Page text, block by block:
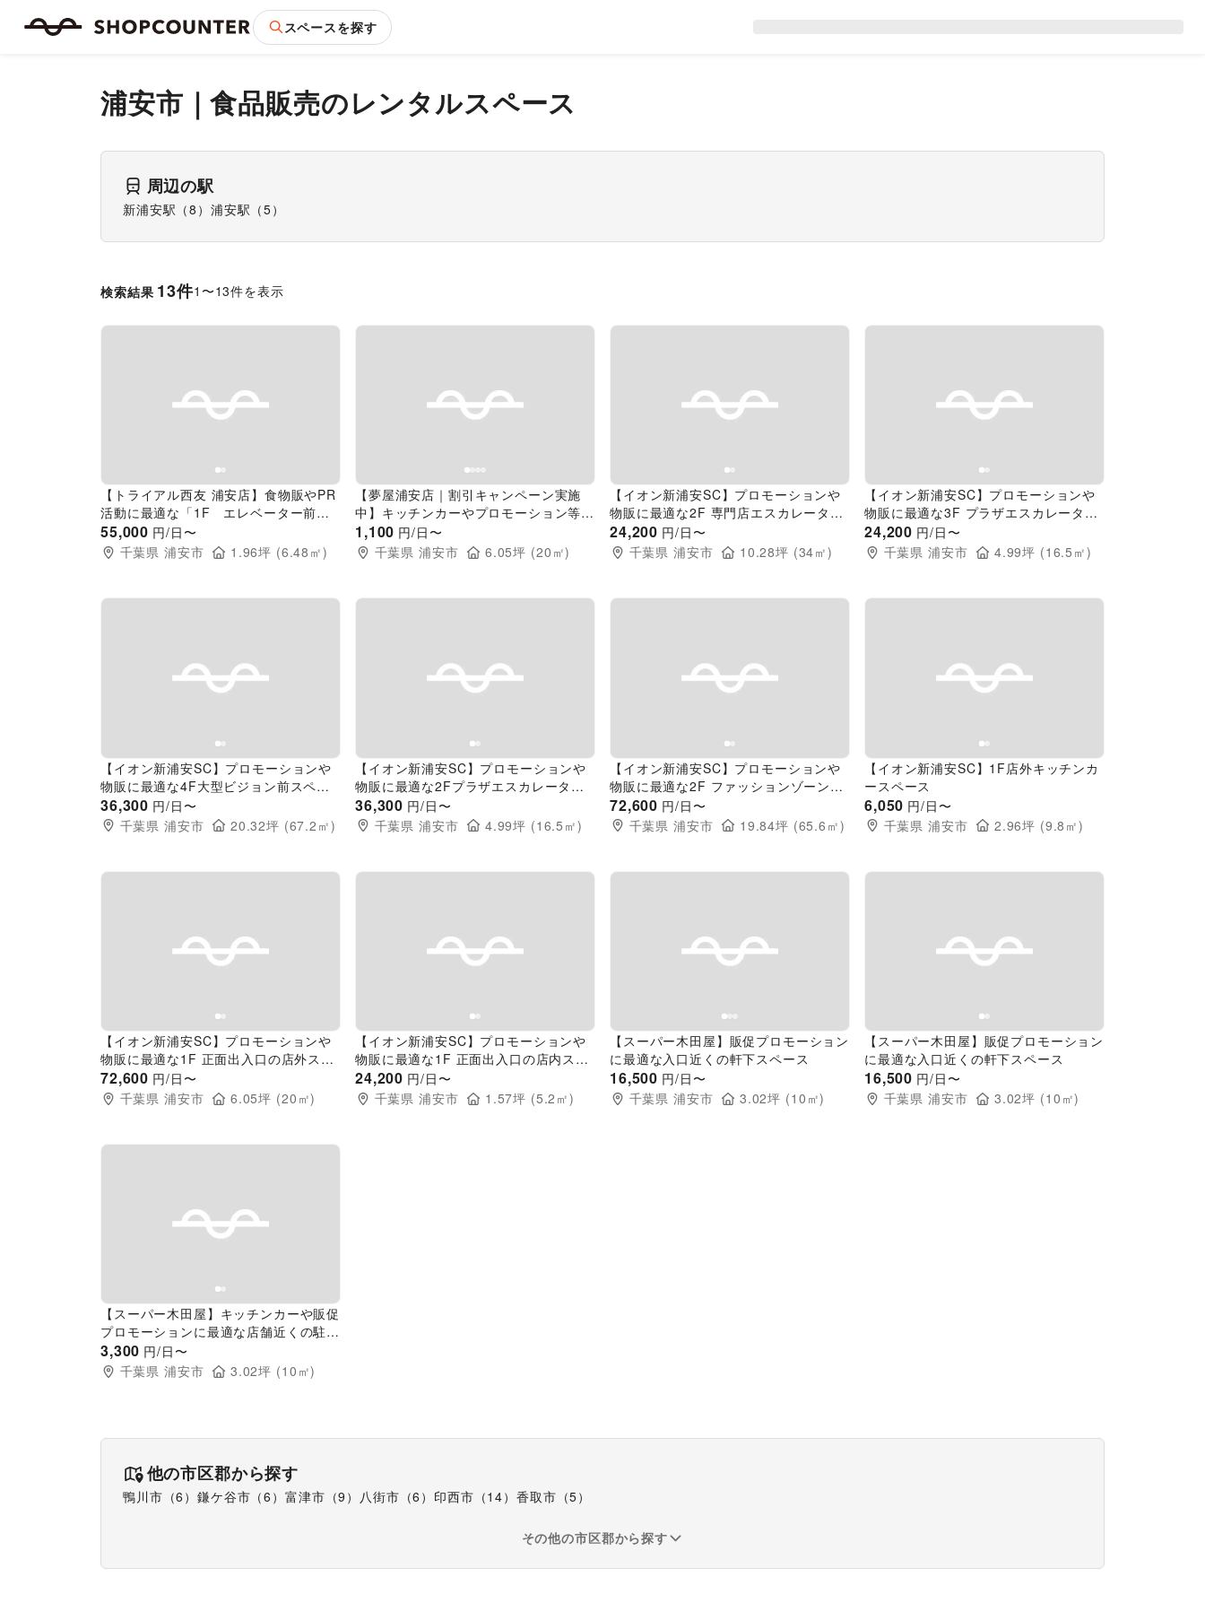
スペースを探す
浦安市 ｜食品販売のレンタルスペース
周辺の駅
新浦安駅 （8 ） 浦安駅 （5）
検索結果 13件1 〜13件を表示
Previous slide
【トライアル西友 浦安店】食物販やPR
活動に最適な「1F エレベーター前ス
ペース」※NG業種有
55,000 円/日〜
千葉県 浦安市 1.96坪 (6.48 ㎡)
Previous slide
【夢屋浦安店｜割引キャンペーン実施
中】キッチンカーやプロモーション等に
最適なアミューズメント施設のイベント
スペース
1,100 円/日〜
千葉県 浦安市 6.05坪 (20 ㎡)
Previous slide
【イオン新浦安SC】プロモーションや
物販に最適な2F 専門店エスカレーター
前スペース
24,200 円/日〜
千葉県 浦安市 10.28坪 (34㎡)
Previous slide
【イオン新浦安SC】プロモーションや
物販に最適な3F プラザエスカレーター
前スペース
24,200 円/日〜
千葉県 浦安市 4.99坪 (16.5 ㎡)
Previous slide
【イオン新浦安SC】プロモーションや
物販に最適な4F大型ビジョン前スペー
ス
36,300 円/日〜
千葉県 浦安市 20.32坪 (67.2 ㎡)
Previous slide
【イオン新浦安SC】プロモーションや
物販に最適な2Fプラザエスカレーター
前スペース
36,300 円/日〜
千葉県 浦安市 4.99坪 (16.5 ㎡)
Previous slide
【イオン新浦安SC】プロモーションや
物販に最適な2F ファッションゾーン通
路スペース
72,600 円/日〜
千葉県 浦安市 19.84坪 (65.6 ㎡)
Previous slide
【イオン新浦安SC】1F店外キッチンカ
ースペース
6,050 円/日〜
千葉県 浦安市 2.96坪 (9.8 ㎡)
Previous slide
【イオン新浦安SC】プロモーションや
物販に最適な1F 正面出入口の店外スペ
ース
72,600 円/日〜
千葉県 浦安市 6.05坪 (20 ㎡)
Previous slide
【イオン新浦安SC】プロモーションや
物販に最適な1F 正面出入口の店内スペ
ース
24,200 円/日〜
千葉県 浦安市 1.57坪 (5.2 ㎡)
Previous slide
【スーパー木田屋】販促プロモーション
に最適な入口近くの軒下スペース
16,500 円/日〜
千葉県 浦安市 3.02坪 (10 ㎡)
Previous slide
【スーパー木田屋】販促プロモーション
に最適な入口近くの軒下スペース
16,500 円/日〜
千葉県 浦安市 3.02坪 (10 ㎡)
Previous slide
【スーパー木田屋】キッチンカーや販促
プロモーションに最適な店舗近くの駐車
場スペース
3,300 円/日〜
千葉県 浦安市 3.02坪 (10 ㎡)
他の市区郡から探す
鴨川市 （6 ）鎌ケ谷市 （6 ） 富津市 （9 ） 八街市 （6 ） 印西市 （14） 香取市 （5）
その他の市区郡から探す